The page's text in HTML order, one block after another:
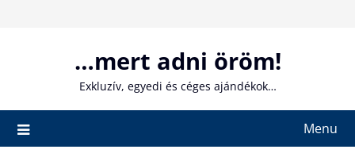
…mert adni öröm!
Exkluzív, egyedi és céges ajándékok…
Menu